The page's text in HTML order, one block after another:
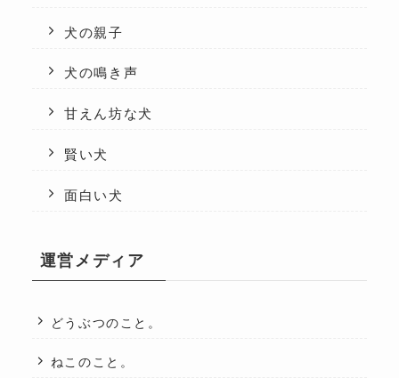
犬の親子
犬の鳴き声
甘えん坊な犬
賢い犬
面白い犬
運営メディア
どうぶつのこと。
ねこのこと。